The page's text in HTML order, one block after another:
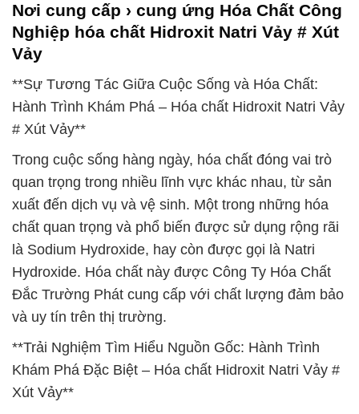
Nơi cung cấp › cung ứng Hóa Chất Công
Nghiệp hóa chất Hidroxit Natri Vảy # Xút
Vảy
**Sự Tương Tác Giữa Cuộc Sống và Hóa Chất:
Hành Trình Khám Phá – Hóa chất Hidroxit Natri Vảy
# Xút Vảy**
Trong cuộc sống hàng ngày, hóa chất đóng vai trò
quan trọng trong nhiều lĩnh vực khác nhau, từ sản
xuất đến dịch vụ và vệ sinh. Một trong những hóa
chất quan trọng và phổ biến được sử dụng rộng rãi
là Sodium Hydroxide, hay còn được gọi là Natri
Hydroxide. Hóa chất này được Công Ty Hóa Chất
Đắc Trường Phát cung cấp với chất lượng đảm bảo
và uy tín trên thị trường.
**Trải Nghiệm Tìm Hiểu Nguồn Gốc: Hành Trình
Khám Phá Đặc Biệt – Hóa chất Hidroxit Natri Vảy #
Xút Vảy**